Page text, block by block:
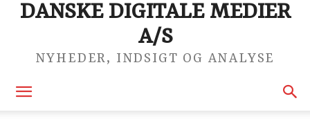
DANSKE DIGITALE MEDIER
A/S
NYHEDER, INDSIGT OG ANALYSE